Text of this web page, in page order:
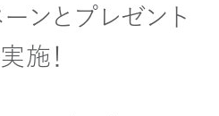
ンとプレゼント
施！